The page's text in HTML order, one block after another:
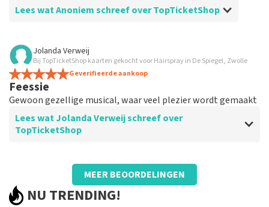
Lees wat Anoniem schreef over TopTicketShop
Beoordeling van Anoniem over
Tevreden
Jolanda Verweij
Bij TopTicketShop kaarten gekocht voor Hairspray in De Spiegel, Zwolle
Geverifieerde aankoop
Feessie
Gewoon gezellige musical, waar veel plezier wordt gemaakt
Lees wat Jolanda Verweij schreef over
TopTicketShop
Beoordeling van Jolanda Verweij overTopTicketShop
Goed
MEER BEOORDELINGEN
NU TRENDING!